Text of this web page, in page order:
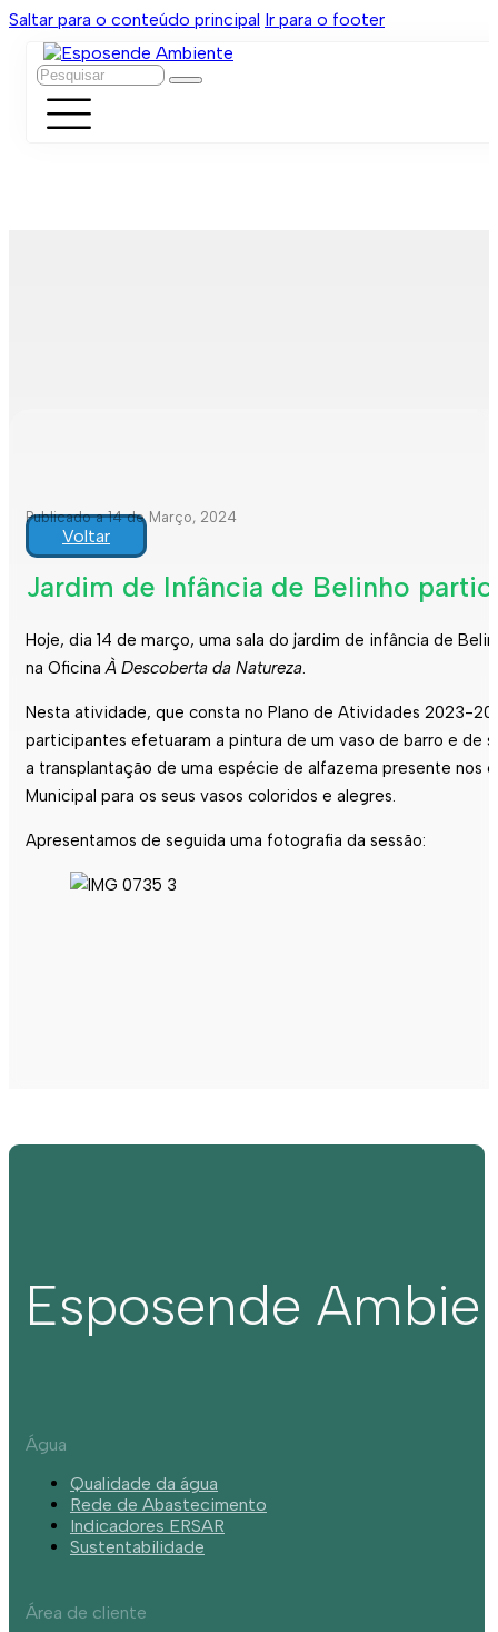
Saltar para o conteúdo principal Ir para o footer
Pesquisar
Publicado a 14 de Março, 2024
Voltar
Jardim de Infância de Belinho
Hoje, dia 14 de março, uma sala do jardim de infância de
na Oficina À Descoberta da Natureza
Nesta atividade, que consta no Plano de Atividades 2023-
participantes efetuaram a pintura de um vaso de barro e de
a transplantação de uma espécie de alfazema presente nos
Municipal para os seus vasos coloridos e alegres.
Apresentamos de seguida uma fotografia da sessão:
Esposende
Água
Qualidade da água
Rede de Abastecimento
Indicadores ERSAR
Sustentabilidade
Área de cliente